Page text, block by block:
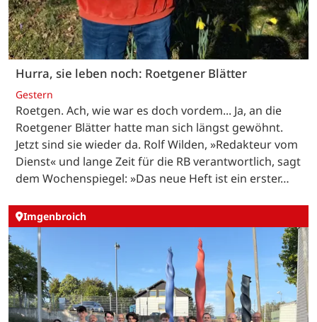
Hurra, sie leben noch: Roetgener Blätter
Gestern
Roetgen. Ach, wie war es doch vordem... Ja, an die
Roetgener Blätter hatte man sich längst gewöhnt.
Jetzt sind sie wieder da. Rolf Wilden, »Redakteur vom
Dienst« und lange Zeit für die RB verantwortlich, sagt
dem Wochenspiegel: »Das neue Heft ist ein erster…
Imgenbroich